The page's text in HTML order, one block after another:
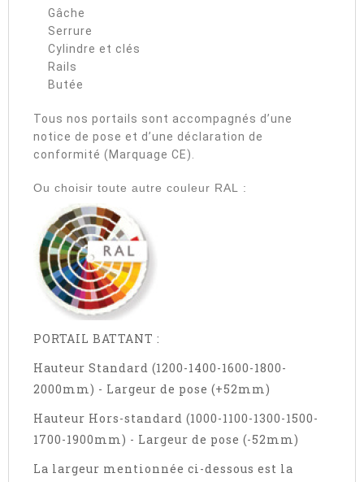
Gâche
Serrure
Cylindre et clés
Rails
Butée
Tous nos portails sont accompagnés d’une
notice de pose et d’une déclaration de
conformité (Marquage CE).
Ou choisir toute autre couleur RAL :
PORTAIL BATTANT :
Hauteur Standard (1200-1400-1600-1800-
2000mm) - Largeur de pose (+52mm)
Hauteur Hors-standard (1000-1100-1300-1500-
1700-1900mm) - Largeur de pose (-52mm)
La largeur mentionnée ci-dessous est la